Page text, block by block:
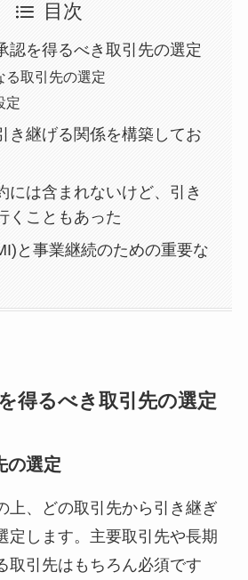
目次
認を得るべき取引先の選定
る取引先の選定
定
き継げる関係を構築してお
には含まれないけど、引き
くこともあった
と事業継続のための重要な
得るべき取引先の選定
の選定
上、どの取引先から引き継ぎ
定します。主要取引先や長期
取引先はもちろん必須です